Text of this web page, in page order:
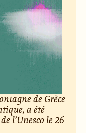
de Grèce
a été
l’Unesco le 26